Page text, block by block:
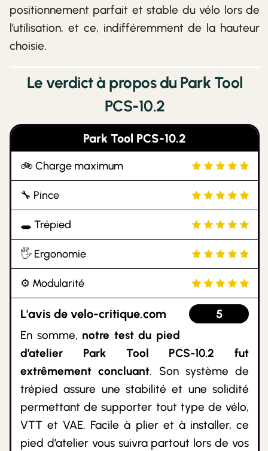
positionnement parfait et stable du vélo lors de
l’utilisation, et ce, indifféremment de la hauteur
choisie.
Le verdict à propos du Park Tool
PCS-10.2
Park Tool PCS-10.2
🚲 Charge maximum
🔧 Pince
🕳 Trépied
🖐 Ergonomie
⚙️ Modularité
5
L'avis de velo-critique.com
En somme, notre test du pied
d’atelier Park Tool PCS-10.2 fut
extrêmement concluant. Son système de
trépied assure une stabilité et une solidité
permettant de supporter tout type de vélo,
VTT et VAE. Facile à plier et à installer, ce
pied d’atelier vous suivra partout lors de vos